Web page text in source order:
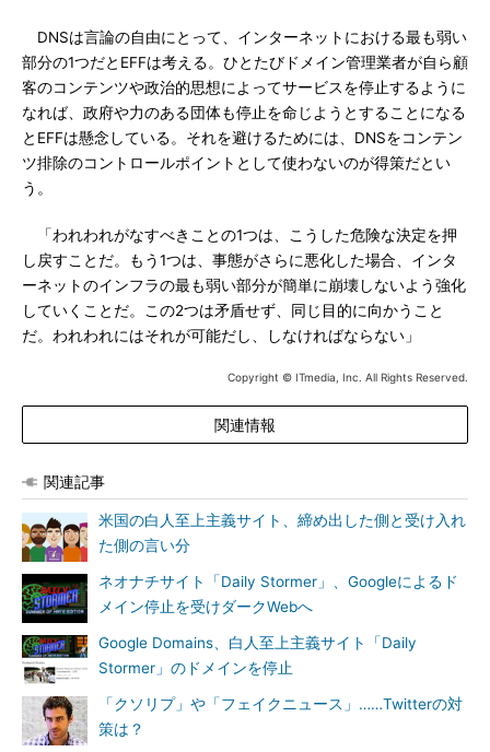
DNSは言論の自由にとって、インターネットにおける最も弱い
部分の1つだとEFFは考える。ひとたびドメイン管理業者が自ら顧
客のコンテンツや政治的思想によってサービスを停止するように
なれば、政府や力のある団体も停止を命じようとすることになる
とEFFは懸念している。それを避けるためには、DNSをコンテン
ツ排除のコントロールポイントとして使わないのが得策だとい
う。
「われわれがなすべきことの1つは、こうした危険な決定を押
し戻すことだ。もう1つは、事態がさらに悪化した場合、インタ
ーネットのインフラの最も弱い部分が簡単に崩壊しないよう強化
していくことだ。この2つは矛盾せず、同じ目的に向かうこと
だ。われわれにはそれが可能だし、しなければならない」
Copyright © ITmedia, Inc. All Rights Reserved.
関連情報
関連記事
米国の白人至上主義サイト、締め出した側と受け入れ
た側の言い分
ネオナチサイト「Daily Stormer」、Googleによるド
メイン停止を受けダークWebへ
Google Domains、白人至上主義サイト「Daily
Stormer」のドメインを停止
「クソリプ」や「フェイクニュース」……Twitterの対
策は？